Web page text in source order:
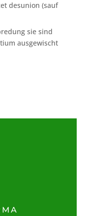
desunion (sauf
sie sind
ausgewischt